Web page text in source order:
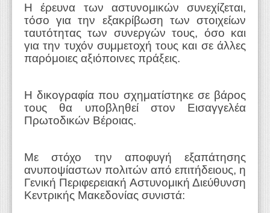
Η έρευνα των αστυνομικών συνεχίζεται,
τόσο για την εξακρίβωση των στοιχείων
ταυτότητας των συνεργών τους, όσο και
για την τυχόν συμμετοχή τους και σε άλλες
παρόμοιες αξιόποινες πράξεις.
Η δικογραφία που σχηματίστηκε σε βάρος
τους θα υποβληθεί στον Εισαγγελέα
Πρωτοδικών Βέροιας.
Με στόχο την αποφυγή εξαπάτησης
ανυποψίαστων πολιτών από επιτήδειους, η
Γενική Περιφερειακή Αστυνομική Διεύθυνση
Κεντρικής Μακεδονίας συνιστά: